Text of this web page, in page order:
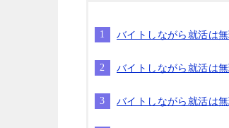
バイトしながら就活は
バイトしながら就活は
バイトしながら就活は